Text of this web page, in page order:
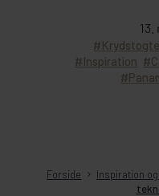
Inspiration
Forside Inspiration